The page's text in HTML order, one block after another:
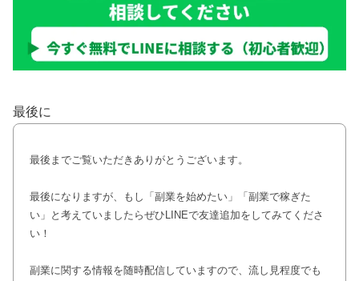
最後に
最後までご覧いただきありがとうございます。
最後になりますが、もし「副業を始めたい」「副業で稼ぎた
い」と考えていましたらぜひLINEで友達追加をしてみてくださ
い！
副業に関する情報を随時配信していますので、流し見程度でも